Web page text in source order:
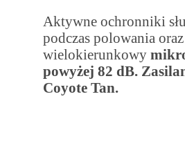
Aktywne ochronniki
podczas polowania
wielokierunkowy
powyżej 82 dB.
Coyote Tan.